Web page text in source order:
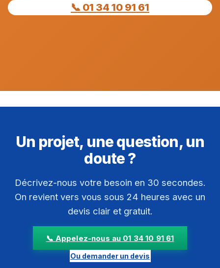
📞 01 34 10 91 61
Un projet, une question, un
doute ?
Décrivez-nous votre besoin en 30 secondes.
On revient vers vous sous 24 heures avec un
devis clair et gratuit.
📞 Appelez-nous au 01 34 10 91 61
Ou demander un devis